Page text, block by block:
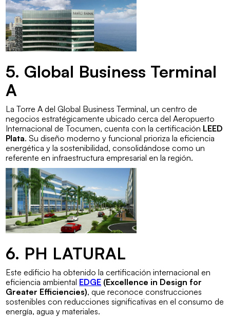
5. Global Business Terminal
A
La Torre A del Global Business Terminal, un centro de
negocios estratégicamente ubicado cerca del Aeropuerto
Internacional de Tocumen, cuenta con la certificación LEED
Plata. Su diseño moderno y funcional prioriza la eficiencia
energética y la sostenibilidad, consolidándose como un
referente en infraestructura empresarial en la región.
6. PH LATURAL
Este edificio ha obtenido la certificación internacional en
eficiencia ambiental EDGE (Excellence in Design for
Greater Efficiencies), que reconoce construcciones
sostenibles con reducciones significativas en el consumo de
energía, agua y materiales.